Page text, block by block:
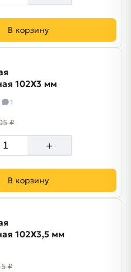
В корзину
102Х3 мм
1
₽
+
В корзину
102Х3,5 мм
₽